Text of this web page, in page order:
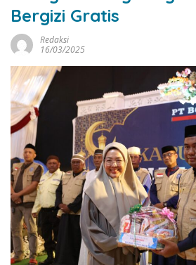
Bergizi Gratis
Redaksi
16/03/2025